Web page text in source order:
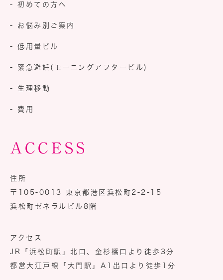
- 初めての方へ
- お悩み別ご案内
- 低用量ピル
- 緊急避妊 (モーニングアフターピル)
- 生理移動
- 費用
ACCESS
住所
〒105-0013東京都港区浜松町2-2-15
浜松町ゼネラルビル8階
アクセス
JR「浜松町駅」北口、金杉橋口より徒歩3分
都営大江戸線「大門駅」A1出口より徒歩1分